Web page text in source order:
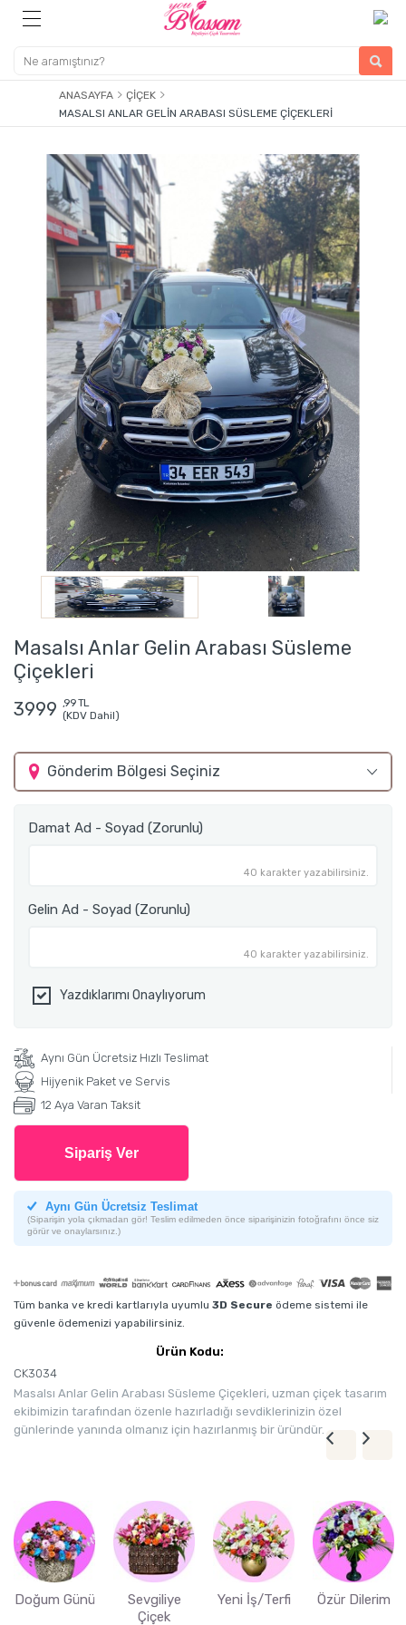
ANASAYFA
ÇIÇEK
MASALSI ANLAR GELIN ARABASI SÜSLEME ÇIÇEKLERI
Masalsı Anlar Gelin Arabası Süsleme
Çiçekleri
3999 ,99 TL
(KDV Dahil)
Gönderim Bölgesi Seçiniz
Damat Ad - Soyad (Zorunlu)
40 karakter yazabilirsiniz.
Gelin Ad - Soyad (Zorunlu)
40 karakter yazabilirsiniz.
Yazdıklarımı Onaylıyorum
Aynı Gün Ücretsiz Hızlı Teslimat
Hijyenik Paket ve Servis
12 Aya Varan Taksit
Sipariş Ver
Aynı Gün Ücretsiz Teslimat
(Siparişin yola çıkmadan gör! Teslim edilmeden önce siparişinizin fotoğrafını önce siz
görür ve onaylarsınız.)
Tüm banka ve kredi kartlarıyla uyumlu 3D Secure ödeme sistemi ile
güvenle ödemenizi yapabilirsiniz.
Ürün Kodu:
CK3034
Masalsı Anlar Gelin Arabası Süsleme Çiçekleri, uzman çiçek tasarım
ekibimizin tarafından özenle hazırladığı sevdiklerinizin özel
günlerinde yanında olmanız için hazırlanmış bir üründür.
Doğum Günü
Sevgiliye
Çiçek
Yeni İş/Terfi Özür Dilerim